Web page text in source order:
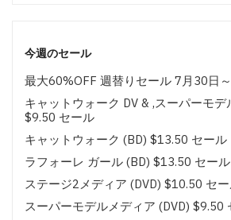
今週のセール
最大60%OFF 週替りセール 7月30日
キャットウォーク DV & ,スーパーモデ
$9.50 セール
キャットウォーク (BD) $13.50 セール
ラフォーレ ガール (BD) $13.50 セール
ステージ2メディア (DVD) $10.50 セ
スーパーモデルメディア (DVD) $9.50